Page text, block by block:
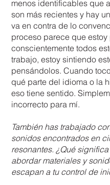
menos identificables que
son más recientes y hay
va en contra de lo
proceso parece que
conscientemente todos
trabajo, estoy sintiendo
pensándolos. Cuando
qué parte del idioma o la
eso tiene sentido.
incorrecto para mí.
También has trabajado
sonidos encontrados en
resonantes. ¿Qué
abordar materiales y
escapan a tu control de